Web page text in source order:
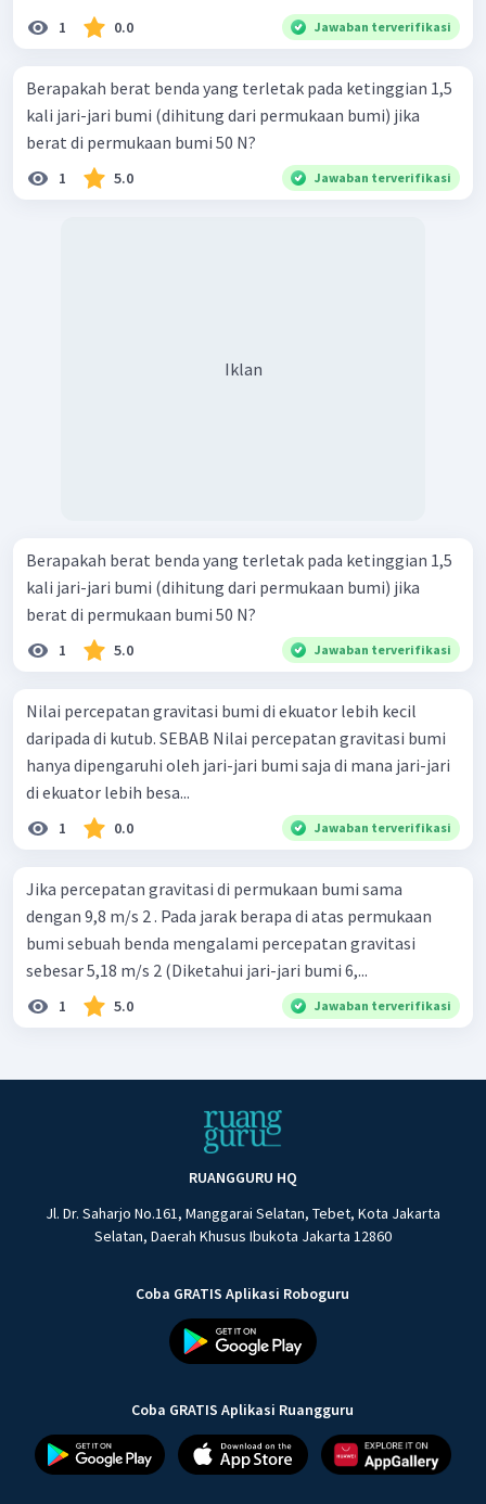
1 0.0 Jawaban terverifikasi
Berapakah berat benda yang terletak pada ketinggian 1,5
kali jari-jari bumi (dihitung dari permukaan bumi) jika
berat di permukaan bumi 50 N?
1 5.0 Jawaban terverifikasi
Iklan
Berapakah berat benda yang terletak pada ketinggian 1,5
kali jari-jari bumi (dihitung dari permukaan bumi) jika
berat di permukaan bumi 50 N?
1 5.0 Jawaban terverifikasi
Nilai percepatan gravitasi bumi di ekuator lebih kecil
daripada di kutub. SEBAB Nilai percepatan gravitasi bumi
hanya dipengaruhi oleh jari-jari bumi saja di mana jari-jari
di ekuator lebih besa...
1 0.0 Jawaban terverifikasi
Jika percepatan gravitasi di permukaan bumi sama
dengan 9,8 m/s 2 . Pada jarak berapa di atas permukaan
bumi sebuah benda mengalami percepatan gravitasi
sebesar 5,18 m/s 2 (Diketahui jari-jari bumi 6,...
1 5.0 Jawaban terverifikasi
RUANGGURU HQ
Jl. Dr. Saharjo No.161, Manggarai Selatan, Tebet, Kota Jakarta
Selatan, Daerah Khusus Ibukota Jakarta 12860
Coba GRATIS Aplikasi Roboguru
Coba GRATIS Aplikasi Ruangguru